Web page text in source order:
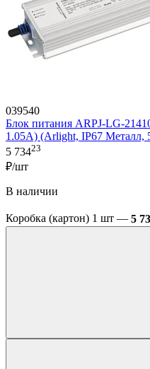
039540
Блок питания ARPJ-LG-
1.05A) (Arlight, IP67 Металл,
5 73423
₽/шт
В наличии
Коробка (картон) 1 шт — 5